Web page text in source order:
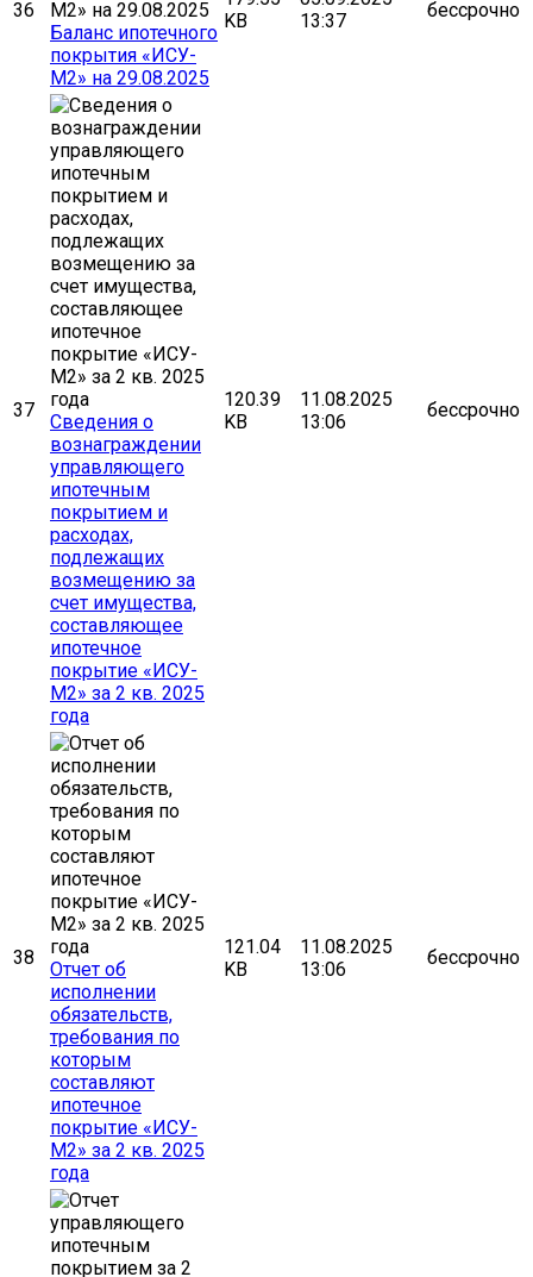
36
Баланс ипотечного
покрытия «ИСУ-
М2» на 29.08.2025
KB
13:37
бессрочно
37
Сведения о
вознаграждении
управляющего
ипотечным
покрытием и
расходах,
подлежащих
возмещению за
счет имущества,
составляющее
ипотечное
покрытие «ИСУ-
М2» за 2 кв. 2025
года
120.39
KB
11.08.2025
13:06
бессрочно
38
Отчет об
исполнении
обязательств,
требования по
которым
составляют
ипотечное
покрытие «ИСУ-
М2» за 2 кв. 2025
года
121.04
KB
11.08.2025
13:06
бессрочно